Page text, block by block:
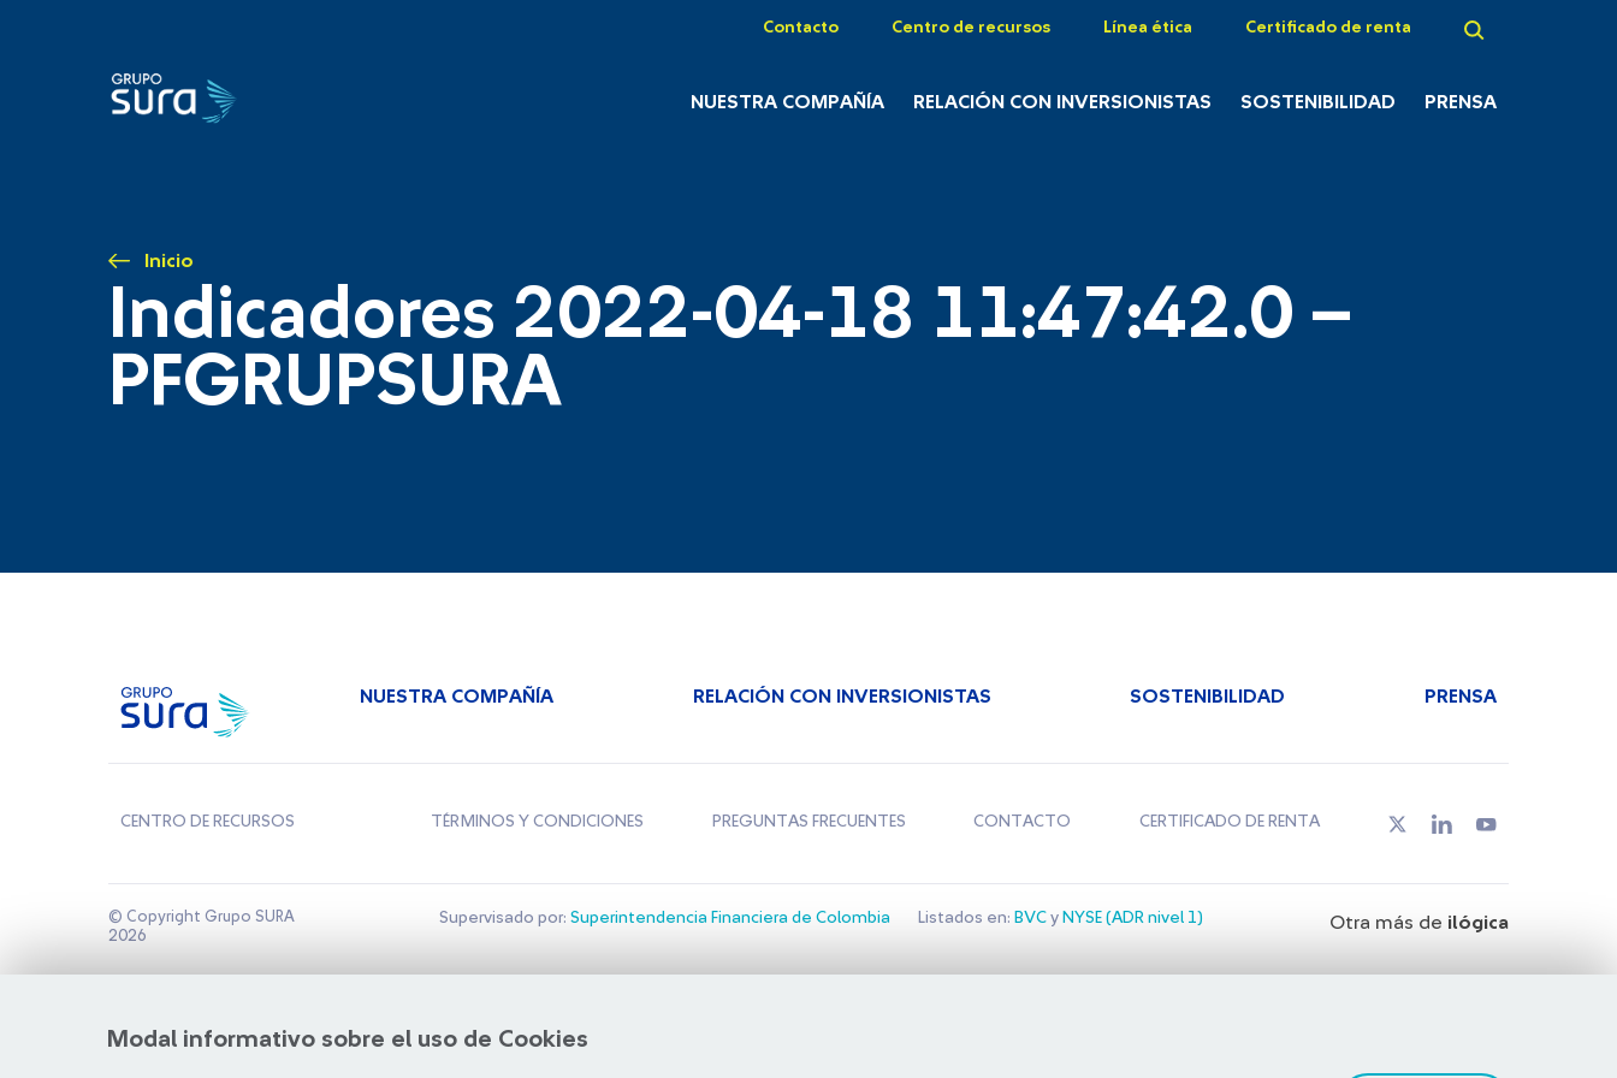
Contacto Centro de recursos Línea ética Certificado de renta
NUESTRA COMPAÑÍA RELACIÓN CON INVERSIONISTAS SOSTENIBILIDAD PRENSA
Inicio
Indicadores 2022-04-18 11:47:42.0 –
PFGRUPSURA
Modal informativo sobre el uso de Cookies
NUESTRA COMPAÑÍA RELACIÓN CON INVERSIONISTAS SOSTENIBILIDAD PRENSA
CENTRO DE RECURSOS TÉRMINOS Y CONDICIONES PREGUNTAS FRECUENTES CONTACTO CERTIFICADO DE RENTA
© Copyright Grupo SURA
2026
Supervisado por: Superintendencia Financiera de Colombia Listados en: BVCy NYSE (ADR nivel 1) Otra más de ilógica